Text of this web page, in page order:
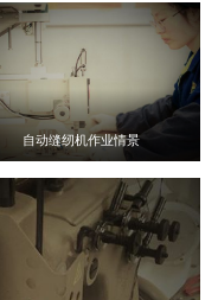
自动缝纫机作业情景